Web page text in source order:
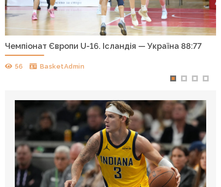
Чемпіонат Європи U-16. Ісландія — Україна 88:77
56 BasketAdmin